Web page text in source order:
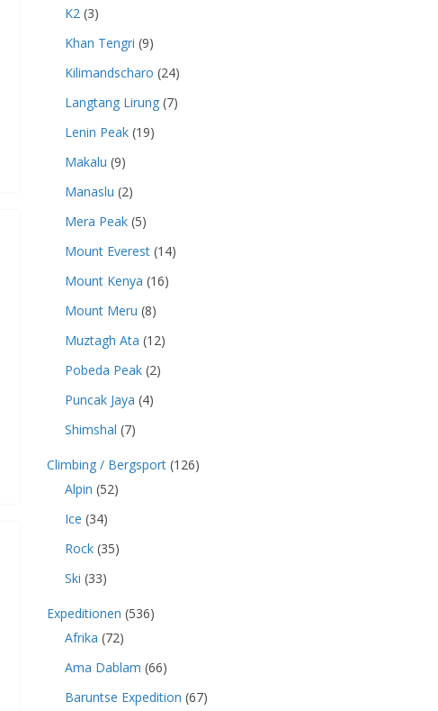
K2 (3)
Khan Tengri (9)
Kilimandscharo (24)
Langtang Lirung (7)
Lenin Peak (19)
Makalu (9)
Manaslu (2)
Mera Peak (5)
Mount Everest (14)
Mount Kenya (16)
Mount Meru (8)
Muztagh Ata (12)
Pobeda Peak (2)
Puncak Jaya (4)
Shimshal (7)
Climbing / Bergsport (126)
Alpin (52)
Ice (34)
Rock (35)
Ski (33)
Expeditionen (536)
Afrika (72)
Ama Dablam (66)
Baruntse Expedition (67)